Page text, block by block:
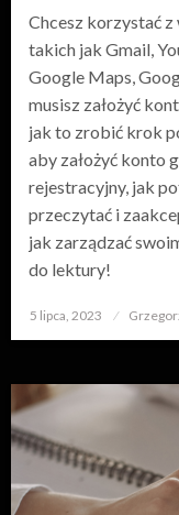
Chcesz korzystać
takich jak Gmail,
Google Maps,
musisz założyć
jak to zrobić krok
aby założyć konto
rejestracyjny, jak
przeczytać i
jak zarządzać
do lektury!
Opublikowane
5 lipca, 2023